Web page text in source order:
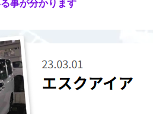
事が分かります